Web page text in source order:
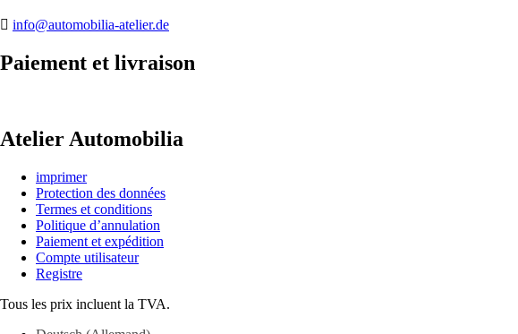
info@automobilia-atelier.de
Paiement et livraison
Atelier Automobilia
imprimer
Protection des données
Termes et conditions
Politique d’annulation
Paiement et expédition
Compte utilisateur
Registre
Tous les prix incluent la TVA.